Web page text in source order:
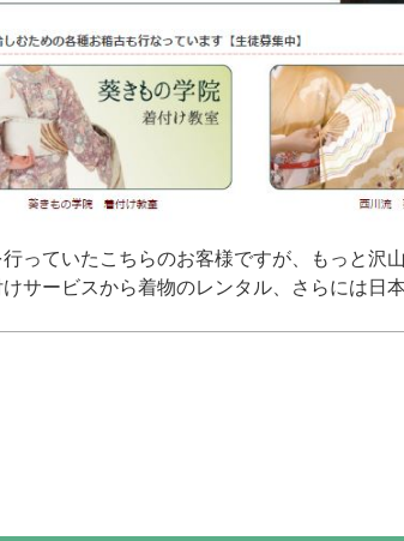
っていたこちらのお客様ですが、もっと沢
サービスから着物のレンタル、さらには日